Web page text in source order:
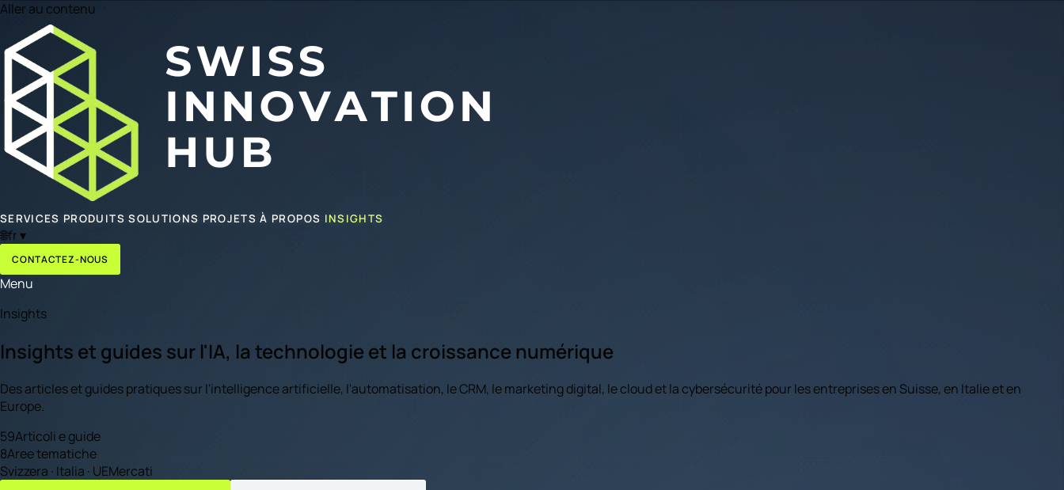
Aller au contenu
SERVICES PRODUITSSOLUTIONS PROJETSÀ PROPOS INSIGHTS
🌐fr▾
CONTACTEZ-NOUS
Menu
Insights
Insights et guides sur l'IA, la technologie et la croissance numérique
Des articles et guides pratiques sur l'intelligence artificielle, l'automatisation, le CRM, le marketing digital, le cloud et la cybersécurité pour les entreprises en Suisse, en Italie et en
Europe.
59Articoli e guide
8Aree tematiche
Svizzera · Italia · UEMercati